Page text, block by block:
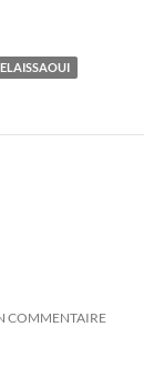
COMMENTAIRE